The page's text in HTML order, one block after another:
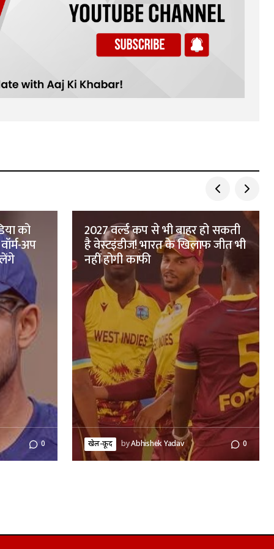
को
अप
0
2027 वर्ल्ड कप से भी बाहर हो सकती
है वेस्टइंडीज! भारत के खिलाफ जीत भी
नहीं होगी काफी
खेल-कूद byAbhishek Yadav 0